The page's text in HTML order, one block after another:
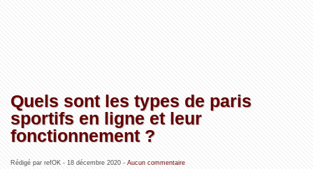
Quels sont les types de paris
sportifs en ligne et leur
fonctionnement ?
Rédigé par refOK - 18 décembre 2020- Aucun commentaire